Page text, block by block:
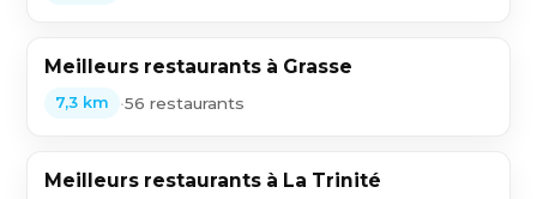
Meilleurs restaurants à Grasse
7,3 km •56 restaurants
Meilleurs restaurants à La Trinité